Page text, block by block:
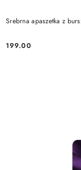
Srebrna apaszetka z
Cena:
199.00